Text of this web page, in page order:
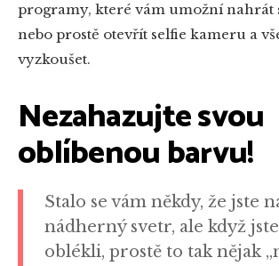
programy, které vám umožní nahrát
nebo prostě otevřít selfie kameru a
vyzkoušet.
Nezahazujte svou
oblíbenou barvu!
Stalo se vám někdy, že jste
nádherný svetr, ale když
oblékli, prostě to tak nějak